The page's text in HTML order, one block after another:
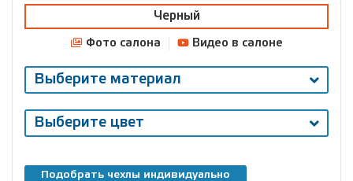
Черный
Фото салона Видео в салоне
Выберите материал
Выберите цвет
Подобрать чехлы индивидуально